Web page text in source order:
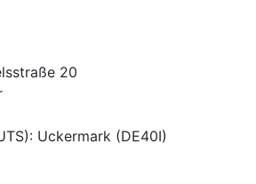
20
: Uckermark (DE40I)